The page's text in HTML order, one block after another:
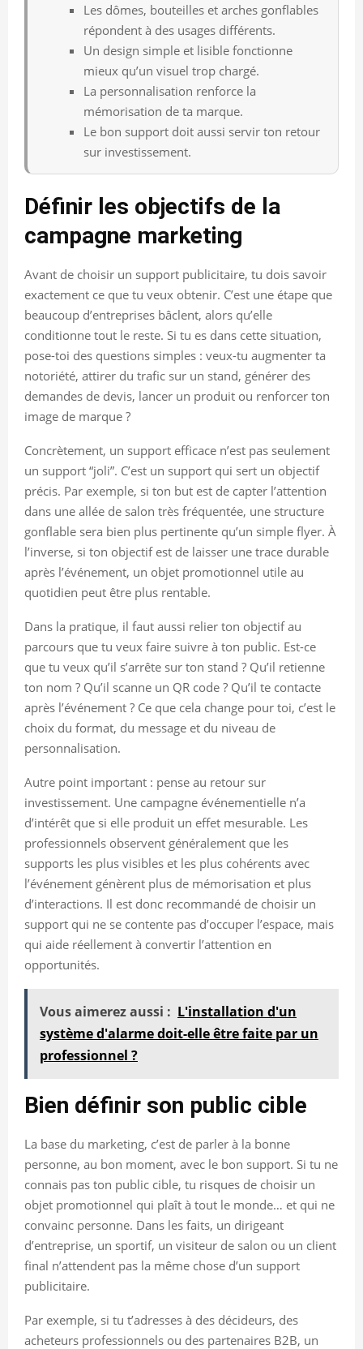
Les dômes, bouteilles et arches gonflables
répondent à des usages différents.
Un design simple et lisible fonctionne
mieux qu’un visuel trop chargé.
La personnalisation renforce la
mémorisation de ta marque.
Le bon support doit aussi servir ton retour
sur investissement.
Définir les objectifs de la
campagne marketing
Avant de choisir un support publicitaire, tu dois savoir
exactement ce que tu veux obtenir. C’est une étape que
beaucoup d’entreprises bâclent, alors qu’elle
conditionne tout le reste. Si tu es dans cette situation,
pose-toi des questions simples : veux-tu augmenter ta
notoriété, attirer du trafic sur un stand, générer des
demandes de devis, lancer un produit ou renforcer ton
image de marque ?
Concrètement, un support efficace n’est pas seulement
un support “joli”. C’est un support qui sert un objectif
précis. Par exemple, si ton but est de capter l’attention
dans une allée de salon très fréquentée, une structure
gonflable sera bien plus pertinente qu’un simple flyer. À
l’inverse, si ton objectif est de laisser une trace durable
après l’événement, un objet promotionnel utile au
quotidien peut être plus rentable.
Dans la pratique, il faut aussi relier ton objectif au
parcours que tu veux faire suivre à ton public. Est-ce
que tu veux qu’il s’arrête sur ton stand ? Qu’il retienne
ton nom ? Qu’il scanne un QR code ? Qu’il te contacte
après l’événement ? Ce que cela change pour toi, c’est le
choix du format, du message et du niveau de
personnalisation.
Autre point important : pense au retour sur
investissement. Une campagne événementielle n’a
d’intérêt que si elle produit un effet mesurable. Les
professionnels observent généralement que les
supports les plus visibles et les plus cohérents avec
l’événement génèrent plus de mémorisation et plus
d’interactions. Il est donc recommandé de choisir un
support qui ne se contente pas d’occuper l’espace, mais
qui aide réellement à convertir l’attention en
opportunités.
Vous aimerez aussi : L'installation d'un
système d'alarme doit-elle être faite par un
professionnel ?
Bien définir son public cible
La base du marketing, c’est de parler à la bonne
personne, au bon moment, avec le bon support. Si tu ne
connais pas ton public cible, tu risques de choisir un
objet promotionnel qui plaît à tout le monde… et qui ne
convainc personne. Dans les faits, un dirigeant
d’entreprise, un sportif, un visiteur de salon ou un client
final n’attendent pas la même chose d’un support
publicitaire.
Par exemple, si tu t’adresses à des décideurs, des
acheteurs professionnels ou des partenaires B2B, un